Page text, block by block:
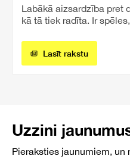
Labākā aizsardzība pret
kā tā tiek radīta. Ir
Lasīt rakstu
Uzzini
Pieraksties jaunumiem, un